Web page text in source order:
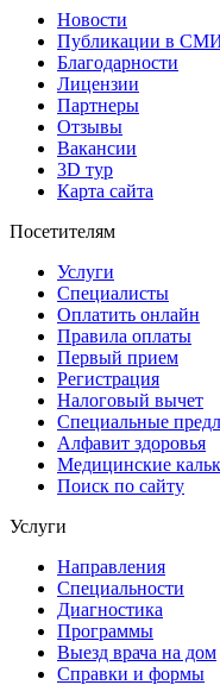
Новости
Публикации в
Благодарности
Лицензии
Партнеры
Отзывы
Вакансии
3D тур
Карта сайта
Посетителям
Услуги
Специалисты
Оплатить онлайн
Правила оплаты
Первый прием
Регистрация
Налоговый вычет
Специальные
Алфавит здоровья
Медицинские
Поиск по сайту
Услуги
Направления
Специальности
Диагностика
Программы
Выезд врача на дом
Справки и формы